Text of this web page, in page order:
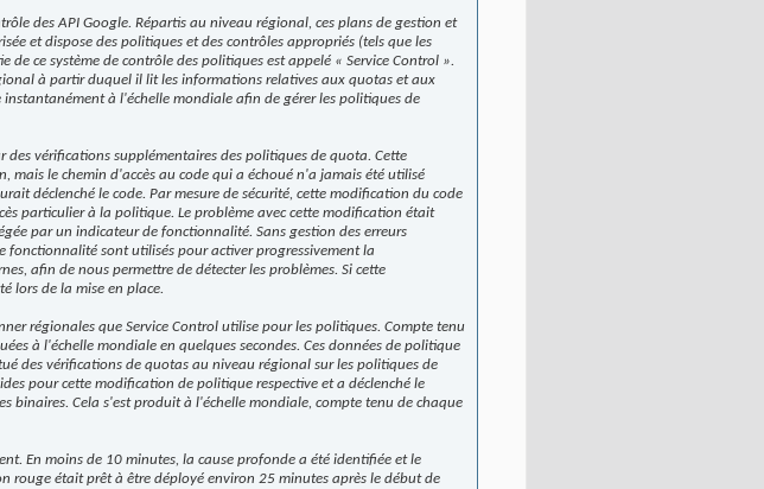
des API Google. Répartis au niveau régional, ces plans de gestion et
et dispose des politiques et des contrôles appropriés (tels que les
ce système de contrôle des politiques est appelé « Service Control ».
à partir duquel il lit les informations relatives aux quotas et aux
à l'échelle mondiale afin de gérer les politiques de
vérifications supplémentaires des politiques de quota. Cette
le chemin d'accès au code qui a échoué n'a jamais été utilisé
déclenché le code. Par mesure de sécurité, cette modification du code
particulier à la politique. Le problème avec cette modification était
par un indicateur de fonctionnalité. Sans gestion des erreurs
sont utilisés pour activer progressivement la
afin de nous permettre de détecter les problèmes. Si cette
lors de la mise en place.
régionales que Service Control utilise pour les politiques. Compte tenu
à l'échelle mondiale en quelques secondes. Ces données de politique
des vérifications de quotas au niveau régional sur les politiques de
pour cette modification de politique respective et a déclenché le
binaires. Cela s'est produit à l'échelle mondiale, compte tenu de chaque
En moins de 10 minutes, la cause profonde a été identifiée et le
rouge était prêt à être déployé environ 25 minutes après le début de